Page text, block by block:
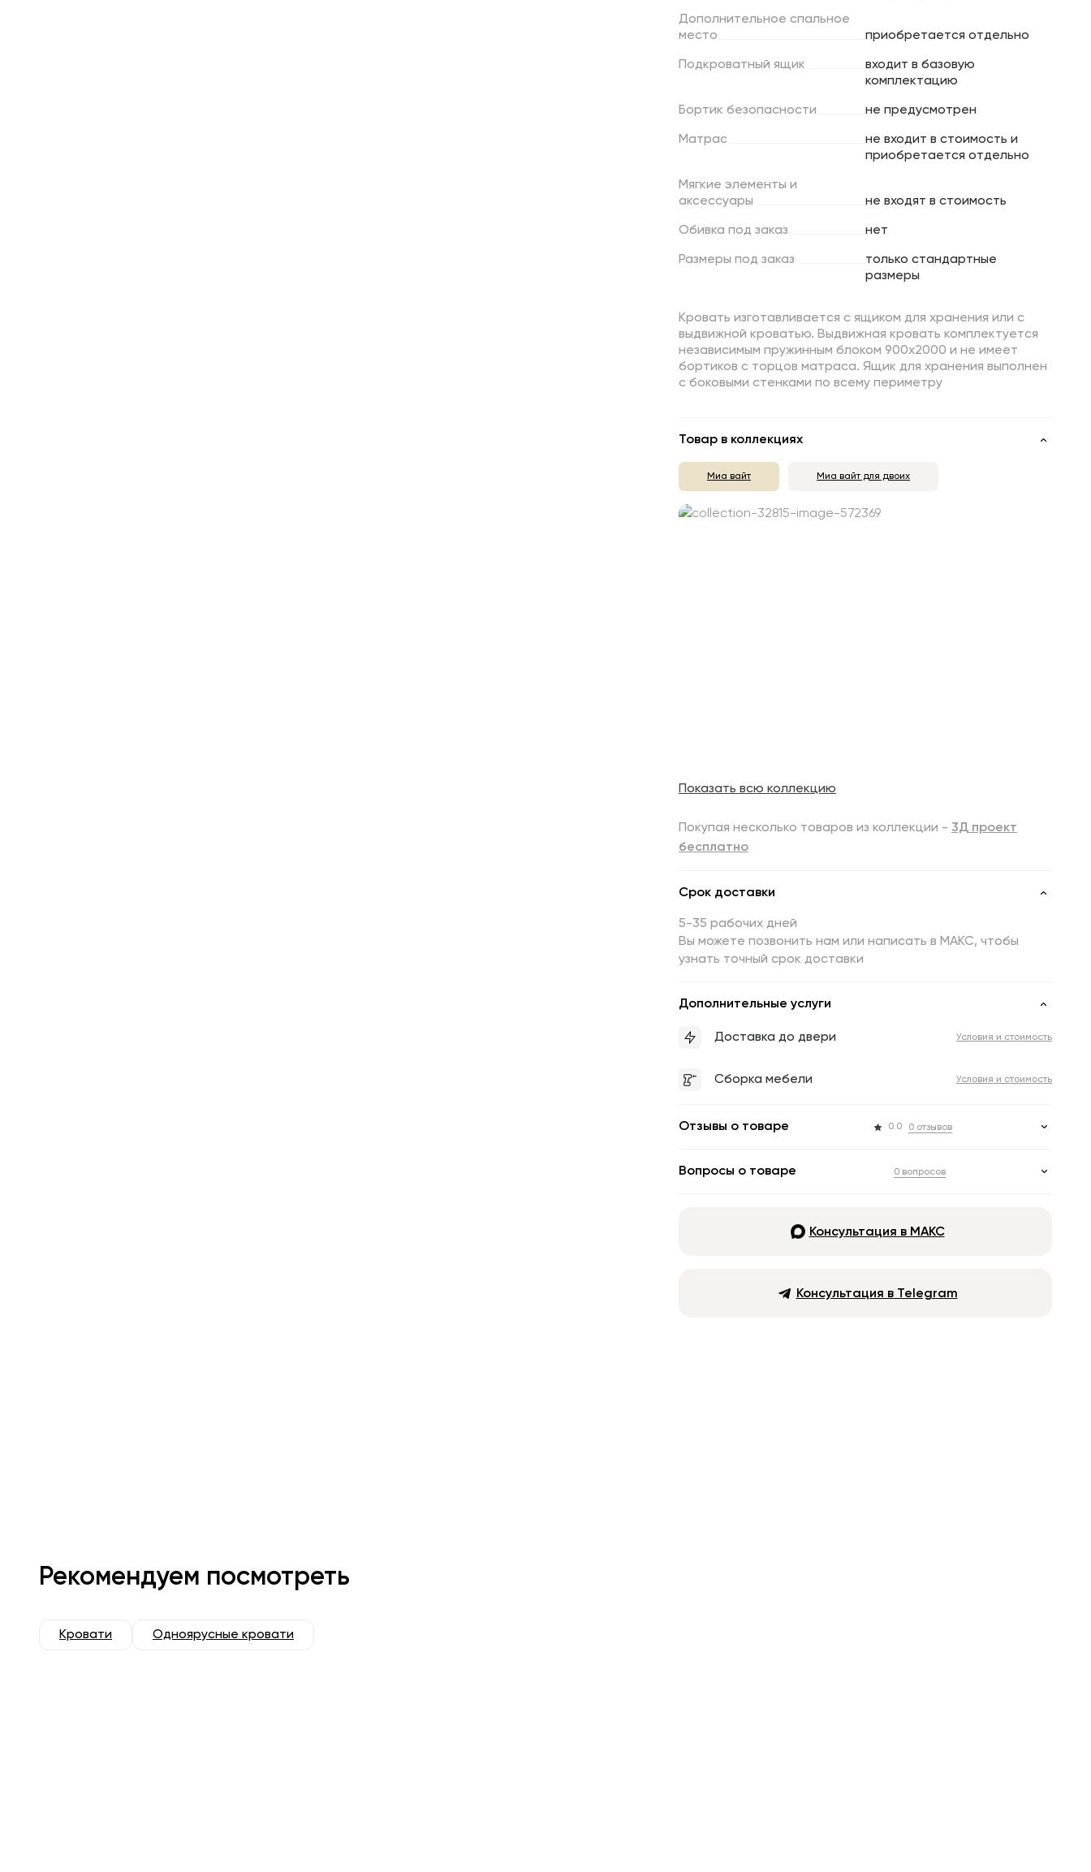
Дополнительное спальное
место
приобретается отдельно
Подкроватный ящик
входит в базовую
комплектацию
Бортик безопасности не предусмотрен
Матрас
не входит в стоимость и
приобретается отдельно
Мягкие элементы и
аксессуары
не входят в стоимость
Обивка под заказ нет
Размеры под заказ
только стандартные
размеры
Кровать изготавливается с ящиком для хранения или с
выдвижной кроватью. Выдвижная кровать комплектуется
независимым пружинным блоком 900х2000 и не имеет
бортиков с торцов матраса. Ящик для хранения выполнен
с боковыми стенками по всему периметру
Товар в коллекциях
Миа вайт Миа вайт для двоих
Показать всю коллекцию
Покупая несколько товаров из коллекции - 3Д проект
бесплатно
Срок доставки
5-35 рабочих дней
Вы можете позвонить нам или написать в МАКС, чтобы
узнать точный срок доставки
Дополнительные услуги
Доставка до двери Условия и стоимость
Сборка мебели Условия и стоимость
Отзывы о товаре 0.0 0 отзывов
Вопросы о товаре 0 вопросов
Консультация в МАКС
Консультация в Telegram
Рекомендуем посмотреть
Кровати Одноярусные кровати